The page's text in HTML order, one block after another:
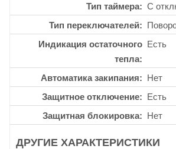
Тип таймера
С
Тип переключателей
Индикация остаточного
тепла
Есть
Автоматика закипания
Нет
Защитное отключение
Есть
Защитная блокировка
Нет
ДРУГИЕ ХАРАКТЕРИСТИКИ